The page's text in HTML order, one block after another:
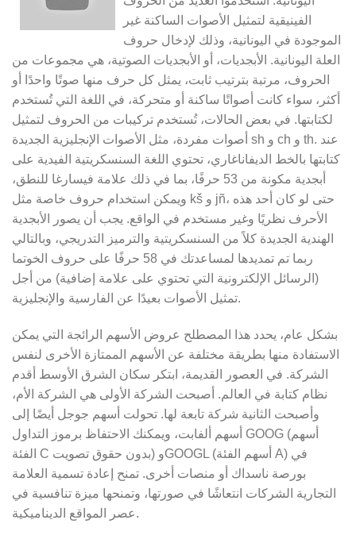
الفينيقية لتمثيل الأصوات الساكنة غير
الموجودة في اليونانية، وذلك لإدخال حروف
العلة اليونانية. الأبجديات، أو الأبجديات الصوتية، هي مجموعات من
الحروف، مرتبة بترتيب ثابت، يمثل كل حرف منها صوتًا واحدًا أو
أكثر، سواء كانت أصواتًا ساكنة أو متحركة، في اللغة التي تُستخدم
لكتابتها. في بعض الحالات، تُستخدم تركيبات من الحروف لتمثيل
أصوات مفردة، مثل الأصوات الإنجليزية الجديدة sh و ch و th. عند
كتابتها بالخط الديفاناغاري، تحتوي اللغة السنسكريتية الفيدية على
أبجدية مكونة من 53 حرفًا، بما في ذلك علامة فيسارغا للنطق،
ويمكن استخدام حروف خاصة مثل kš و jñ، حتى لو كان أحد هذه
الأحرف نظريًا وغير مستخدم في الواقع. يجب أن يصور الأبجدية
الهندية الجديدة كلاً من السنسكريتية والترميز التدريجي، وبالتالي
ربما تم تمديدها لمساعدتك في 58 حرفًا على حروف الخوتما
(الرسائل الإلكترونية التي تحتوي على علامة إضافية) من أجل
تمثيل الأصوات بعيدًا عن الفارسية والإنجليزية.
بشكل عام، يحدد هذا المصطلح عروض الأسهم الرائجة التي يمكن
الاستفادة منها بطريقة مختلفة عن الأسهم الممتازة الأخرى لنفس
الشركة. في العصور القديمة، ابتكر سكان الشرق الأوسط أقدم
نظام كتابة في العالم. أصبحت الشركة الأولى هي الشركة الأم،
وأصبحت الثانية شركة تابعة لها. تحولت أسهم جوجل أيضًا إلى
أسهم ألفابت، ويمكنك الاحتفاظ برموز التداول GOOG (أسهم
الفئة C بدون حقوق تصويت) وGOOGL (أسهم الفئة A) في
بورصة ناسداك أو منصات أخرى. تمنح إعادة تسمية العلامة
التجارية الشركات انتعاشًا في صورتها، وتمنحها ميزة تنافسية في
عصر المواقع الديناميكية.